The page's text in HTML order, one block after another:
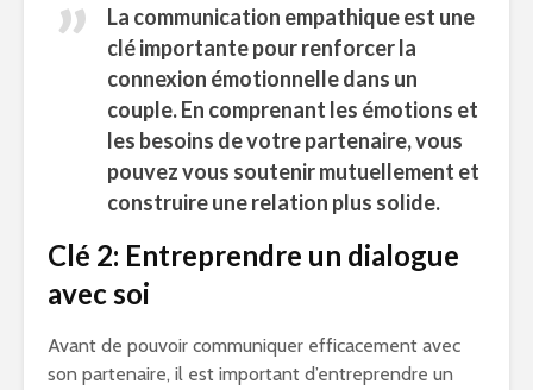
La communication empathiqueest une
clé importante pour renforcer la
connexion émotionnelle dans un
couple. En comprenant les émotions et
les besoins de votre partenaire, vous
pouvez vous soutenir mutuellement et
construire une relation plus solide.
Clé 2: Entreprendre un dialogue
avec soi
Avant de pouvoir communiquer efficacement avec
son partenaire, il est important d’entreprendre un